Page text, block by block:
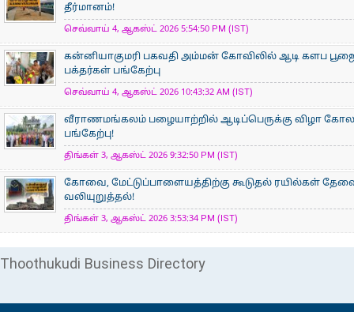
தீர்மானம்!
செவ்வாய் 4, ஆகஸ்ட் 2026 5:54:50 PM (IST)
கன்னியாகுமரி பகவதி அம்மன் கோவிலில் ஆடி களப
பக்தர்கள் பங்கேற்பு
செவ்வாய் 4, ஆகஸ்ட் 2026 10:43:32 AM (IST)
வீராணமங்கலம் பழையாற்றில் ஆடிப்பெருக்கு விழா
பங்கேற்பு!
திங்கள் 3, ஆகஸ்ட் 2026 9:32:50 PM (IST)
கோவை, மேட்டுப்பாளையத்திற்கு கூடுதல் ரயில்கள்
வலியுறுத்தல்!
திங்கள் 3, ஆகஸ்ட் 2026 3:53:34 PM (IST)
Thoothukudi Business Directory